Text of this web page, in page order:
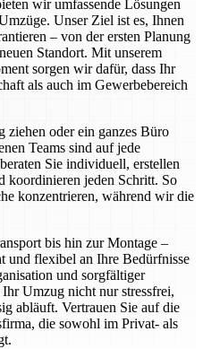
wir umfassende Lösungen
Unser Ziel ist es, Ihnen
– von der ersten Planung
Standort. Mit unserem
sorgen wir dafür, dass Ihr
als auch im Gewerbebereich
ziehen oder ein ganzes Büro
Teams sind auf jede
Sie individuell, erstellen
koordinieren jeden Schritt. So
konzentrieren, während wir die
bis hin zur Montage –
und flexibel an Ihre Bedürfnisse
und sorgfältiger
Umzug nicht nur stressfrei,
abläuft. Vertrauen Sie auf die
die sowohl im Privat- als